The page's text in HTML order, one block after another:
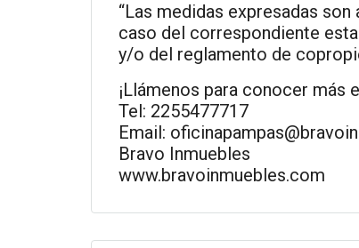
“Las medidas expresadas
caso del correspondiente
y/o del reglamento de
¡Llámenos para conocer más
Tel: 2255477717
Email:
Bravo Inmuebles
www.bravoinmuebles.com